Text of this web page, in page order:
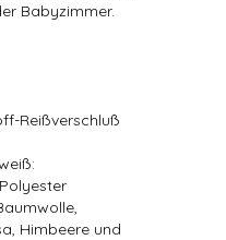
Babyzimmer.
Reißverschluß
Himbeere und